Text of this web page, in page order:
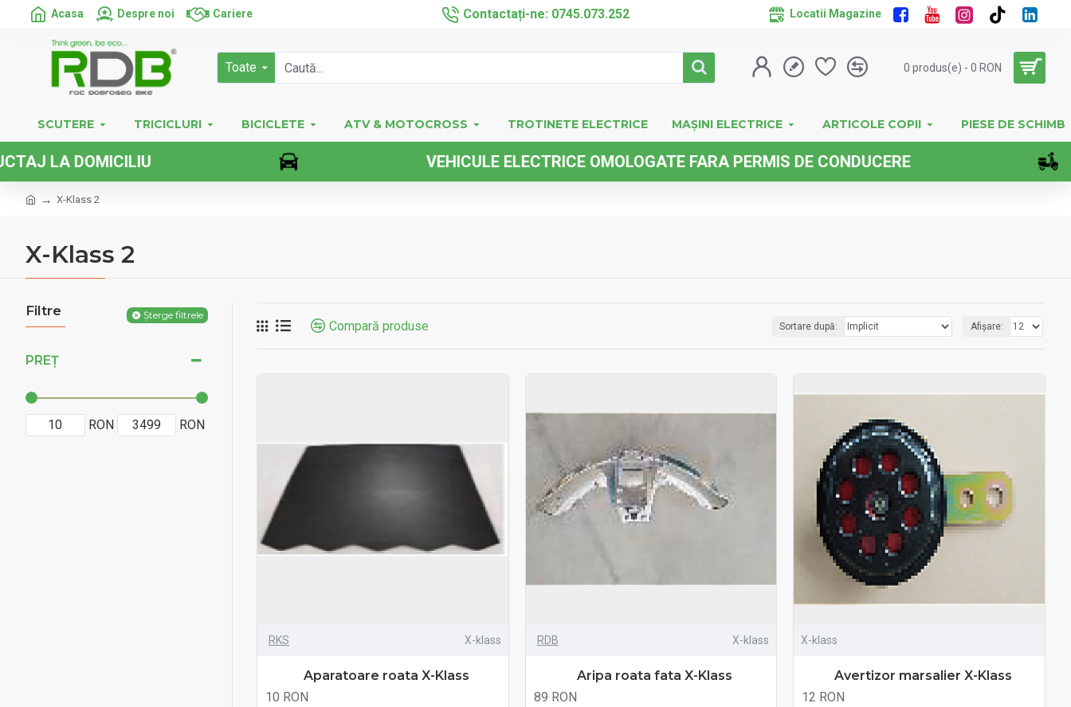
Acasa Despre noi Cariere Contactați-ne: 0745.073.252 Locatii Magazine
Toate 0 produs(e) - 0 RON
SCUTERE TRICICLURI BICICLETE ATV & MOTOCROSS TROTINETE ELECTRICE MAȘINI ELECTRICE ARTICOLE COPII PIESE DE SCHIMB
VEHICULE ELECTRICE OMOLOGATE FARA PERMIS DE CONDUCERE
X-Klass 2
X-Klass 2
Filtre Șterge filtrele
PREȚ
RON RON
Compară produse Sortare după: Afișare:
RKS X-klass
Aparatoare roata X-Klass
10 RON
RDB X-klass
Aripa roata fata X-Klass
89 RON
X-klass
Avertizor marsalier X-Klass
12 RON